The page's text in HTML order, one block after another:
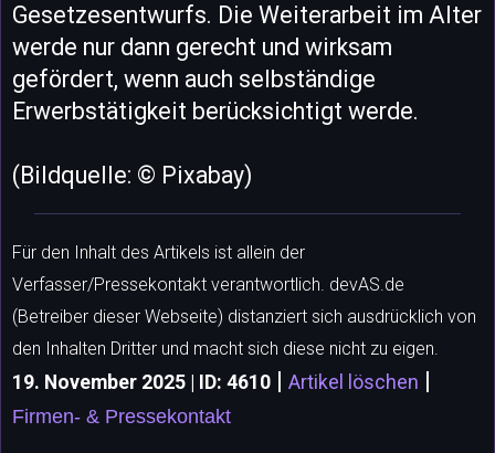
Gesetzesentwurfs. Die Weiterarbeit im Alter
werde nur dann gerecht und wirksam
gefördert, wenn auch selbständige
Erwerbstätigkeit berücksichtigt werde.
(Bildquelle: © Pixabay)
Für den Inhalt des Artikels ist allein der
Verfasser/Pressekontakt verantwortlich. devAS.de
(Betreiber dieser Webseite) distanziert sich ausdrücklich von
den Inhalten Dritter und macht sich diese nicht zu eigen.
19. November 2025 | ID: 4610 | Artikel löschen |
Firmen- & Pressekontakt